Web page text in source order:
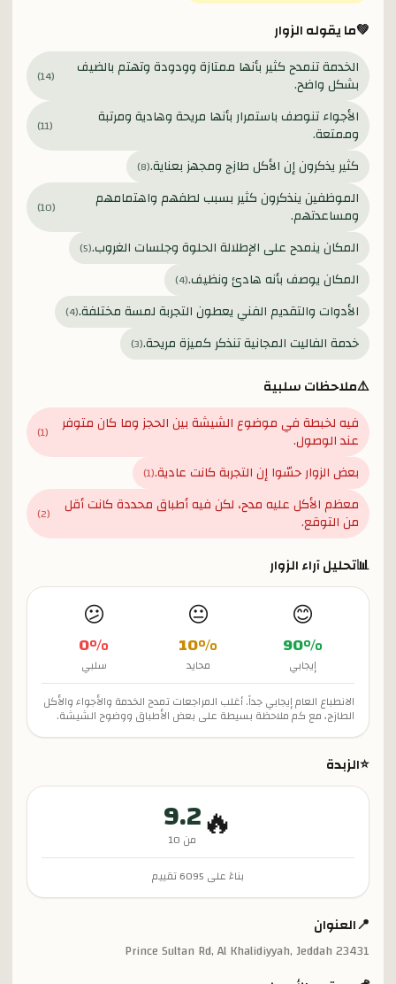
💚ما يقوله الزوار
الخدمة تنمدح كثير بأنها ممتازة وودودة وتهتم بالضيف
بشكل واضح. (
14
)
الأجواء تنوصف باستمرار بأنها مريحة وهادية ومرتبة
وممتعة. (
11
)
كثير يذكرون إن الأكل طازج ومجهز بعناية.(
8
)
الموظفين ينذكرون كثير بسبب لطفهم واهتمامهم
ومساعدتهم. (
10
)
المكان ينمدح على الإطلالة الحلوة وجلسات الغروب.(
5
)
المكان يوصف بأنه هادئ ونظيف.(
4
)
الأدوات والتقديم الفني يعطون التجربة لمسة مختلفة.(
4
)
خدمة الفاليت المجانية تنذكر كميزة مريحة.(
3
)
⚠️ملاحظات سلبية
فيه لخبطة في موضوع الشيشة بين الحجز وما كان متوفر
عند الوصول. (
1
)
بعض الزوار حسّوا إن التجربة كانت عادية.(
1
)
معظم الأكل عليه مدح، لكن فيه أطباق محددة كانت أقل
من التوقع. (
2
)
📊تحليل آراء الزوار
😊
90%
إيجابي
😐
10%
محايد
😕
0%
سلبي
الانطباع العام إيجابي جداً. أغلب المراجعات تمدح الخدمة والأجواء والأكل
الطازج، مع كم ملاحظة بسيطة على بعض الأطباق ووضوح الشيشة.
⭐الزبدة
🔥
9.2
من 10
بناءً على 6095تقييم
📍العنوان
Prince Sultan Rd, Al Khalidiyyah, Jeddah 23431